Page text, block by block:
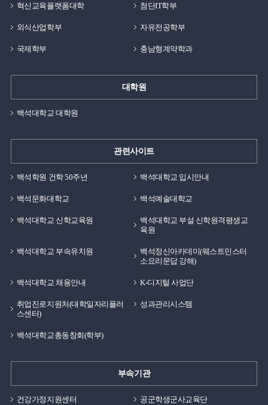
혁신교육플랫폼대학 첨단IT학부
외식산업학부 자유전공학부
국제학부 충남형계약학과
대학원
백석대학교 대학원
관련사이트
백석학원 건학 50주년 백석대학교 입시안내
백석문화대학교 백석예술대학교
백석대학교 신학교육원
백석대학교 부설 신학원격평생교
육원
백석대학교 부속유치원
백석정신아카데미(웨스트민스터
소요리문답 강해)
백석대학교 채용안내 K-디지털 사업단
취업진로지원처(대학일자리플러
스센터)
성과관리시스템
백석대학교총동창회(학부)
부속기관
건강가정지원센터 공군학생군사교육단